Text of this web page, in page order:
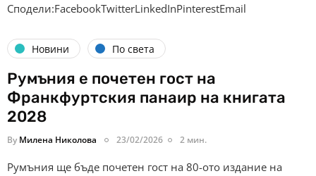
Сподели:FacebookTwitterLinkedInPinterestEmail
Новини По света
Румъния е почетен гост на
Франкфуртския панаир на книгата
2028
By Милена Николова 23/02/2026 2 мин.
Румъния ще бъде почетен гост на 80-ото издание на